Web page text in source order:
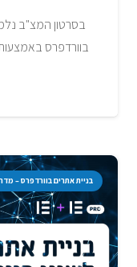
בסרטון המצ"ב
בניית אתרים בוורדפרס –